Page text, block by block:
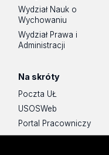
Wydział Nauk o
Wychowaniu
Wydział Prawa i
Administracji
Na skróty
Poczta UŁ
USOSWeb
Portal Pracowniczy
Baza Aktów Własnych